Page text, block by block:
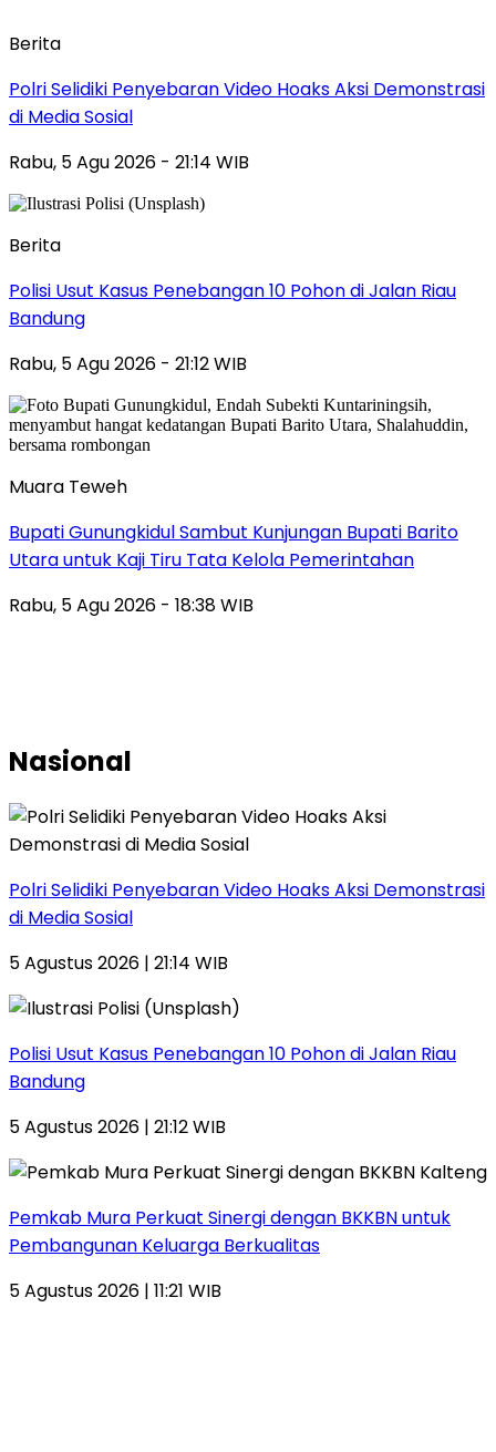
Berita
Polri Selidiki Penyebaran Video Hoaks Aksi Demonstrasi
di Media Sosial
Rabu, 5 Agu 2026 - 21:14 WIB
Berita
Polisi Usut Kasus Penebangan 10 Pohon di Jalan Riau
Bandung
Rabu, 5 Agu 2026 - 21:12 WIB
Muara Teweh
Bupati Gunungkidul Sambut Kunjungan Bupati Barito
Utara untuk Kaji Tiru Tata Kelola Pemerintahan
Rabu, 5 Agu 2026 - 18:38 WIB
Nasional
Polri Selidiki Penyebaran Video Hoaks Aksi Demonstrasi
di Media Sosial
5 Agustus 2026 | 21:14 WIB
Polisi Usut Kasus Penebangan 10 Pohon di Jalan Riau
Bandung
5 Agustus 2026 | 21:12 WIB
Pemkab Mura Perkuat Sinergi dengan BKKBN untuk
Pembangunan Keluarga Berkualitas
5 Agustus 2026 | 11:21 WIB